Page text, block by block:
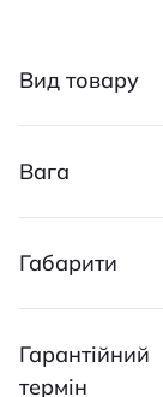
Вид товару
Вага
Габарити
Гарантійний
термін